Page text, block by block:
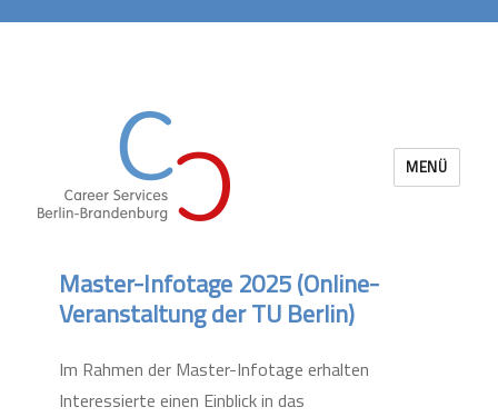
MENÜ
Master-Infotage 2025 (Online-
Veranstaltung der TU Berlin)
Im Rahmen der Master-Infotage erhalten
Interessierte einen Einblick in das